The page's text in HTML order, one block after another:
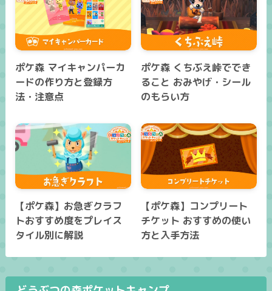
ポケ森 マイキャンパーカ
ードの作り方と登録方
法・注意点
ポケ森 くちぶえ峠ででき
ること おみやげ・シール
のもらい方
【ポケ森】お急ぎクラフ
トおすすめ度をプレイス
タイル別に解説
【ポケ森】コンプリート
チケット おすすめの使い
方と入手方法